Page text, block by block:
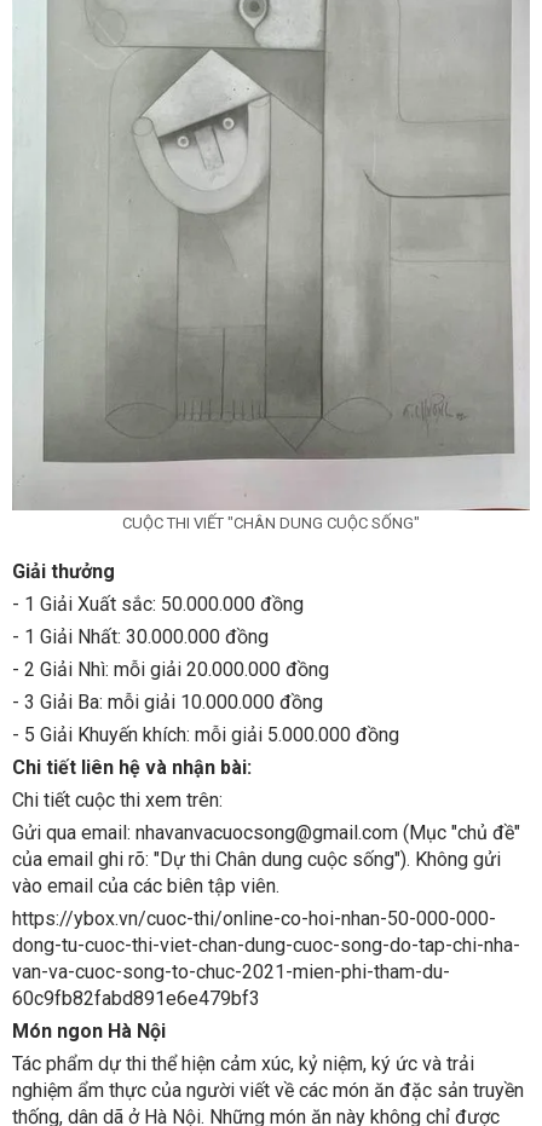
CUỘC THI VIẾT "CHÂN DUNG CUỘC SỐNG"
Giải thưởng
- 1 Giải Xuất sắc: 50.000.000 đồng
- 1 Giải Nhất: 30.000.000 đồng
- 2 Giải Nhì: mỗi giải 20.000.000 đồng
- 3 Giải Ba: mỗi giải 10.000.000 đồng
- 5 Giải Khuyến khích: mỗi giải 5.000.000 đồng
Chi tiết liên hệ và nhận bài:
Chi tiết cuộc thi xem trên:
Gửi qua email: nhavanvacuocsong@gmail.com (Mục "chủ đề"
của email ghi rõ: "Dự thi Chân dung cuộc sống"). Không gửi
vào email của các biên tập viên.
https://ybox.vn/cuoc-thi/online-co-hoi-nhan-50-000-000-
dong-tu-cuoc-thi-viet-chan-dung-cuoc-song-do-tap-chi-nha-
van-va-cuoc-song-to-chuc-2021-mien-phi-tham-du-
60c9fb82fabd891e6e479bf3
Món ngon Hà Nội
Tác phẩm dự thi thể hiện cảm xúc, kỷ niệm, ký ức và trải
nghiệm ẩm thực của người viết về các món ăn đặc sản truyền
thống, dân dã ở Hà Nội. Những món ăn này không chỉ được